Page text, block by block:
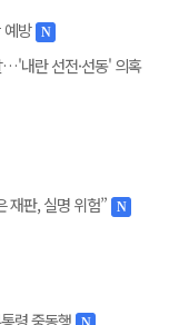
예방 N
내란 선전·선동' 의혹
재판, 실명 위험” N
령 중동행